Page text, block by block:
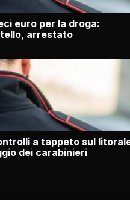
euro per la droga:
arrestato
a tappeto sul
dei carabinieri